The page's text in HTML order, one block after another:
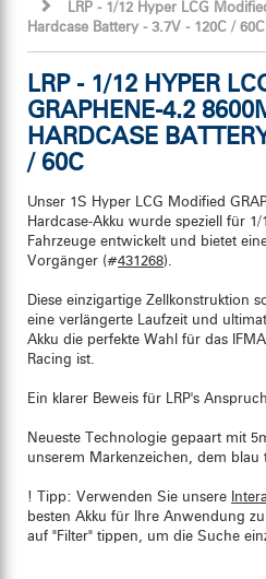
LRP - 1/12 Hyper LCG
Hardcase Battery - 3.7V - 120C / 60C
LRP - 1/12 HYPER
GRAPHENE-4.2
HARDCASE
/ 60C
Unser 1S Hyper LCG Modified
Hardcase-Akku wurde speziell für
Fahrzeuge entwickelt und bietet
Vorgänger (#431268).
Diese einzigartige Zellkonstruktion
eine verlängerte Laufzeit und
Akku die perfekte Wahl für das
Racing ist.
Ein klarer Beweis für LRP's
Neueste Technologie gepaart mit
unserem Markenzeichen, dem blau
! Tipp: Verwenden Sie unsere
besten Akku für Ihre Anwendung
auf "Filter" tippen, um die Suche